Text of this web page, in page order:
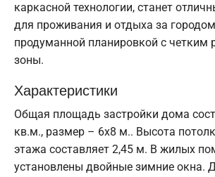
каркасной технологии, станет
для проживания и отдыха за
продуманной планировкой с четким
зоны.
Характеристики
Общая площадь застройки дома
кв.м., размер – 6х8 м.. Высота
этажа составляет 2,45 м. В жилых
установлены двойные зимние окна.